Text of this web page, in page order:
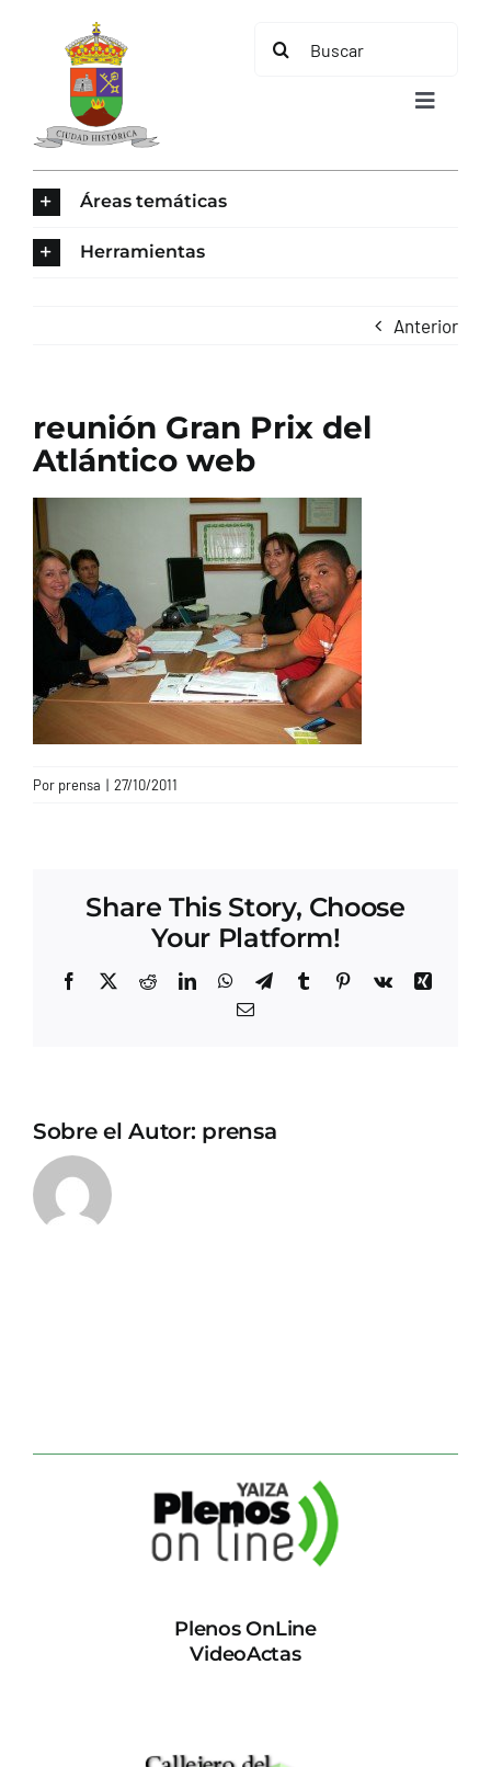
contenido
Buscar:
Toggle
TURISMO
CONTACTO
Áreas temáticas
Herramientas
Anterior
reunión Gran Prix del
Atlántico web
Por prensa | 27/10/2011
Share This Story, Choose
Your Platform!
Facebook
X RedditLinkedInWhatsApp
TelegramTumblrPinterest
Vk
Xing
Correo
Sobre el Autor: prensa
Plenos OnLine
VideoActas